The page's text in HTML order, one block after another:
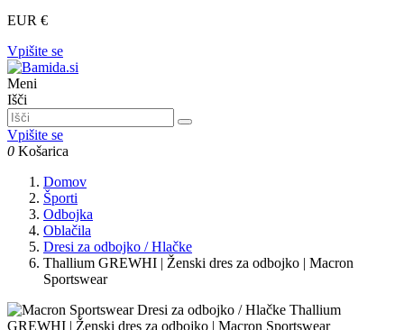
EUR €
Vpišite se
Meni
Išči
Vpišite se
0 Košarica
Domov
Športi
Odbojka
Oblačila
Dresi za odbojko / Hlačke
Thallium GREWHI | Ženski dres za odbojko | Macron
Sportswear